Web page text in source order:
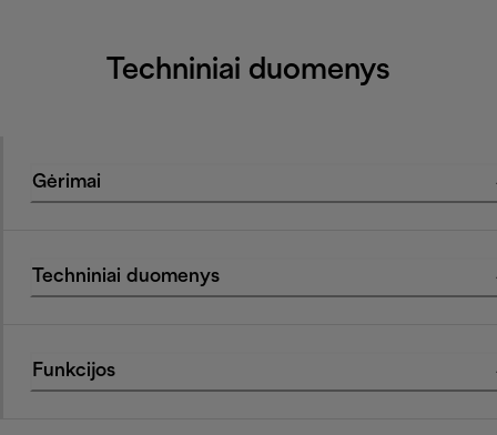
Techniniai duomenys
Gėrimai
Techniniai duomenys
Funkcijos